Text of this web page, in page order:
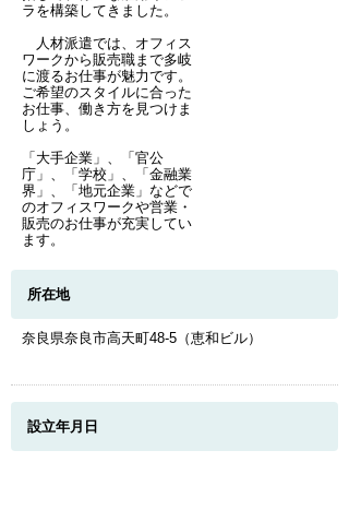
ラを構築してきました。
人材派遣では、オフィス
ワークから販売職まで多岐
に渡るお仕事が魅力です。
ご希望のスタイルに合った
お仕事、働き方を見つけま
しょう。
「大手企業」、「官公
庁」、「学校」、「金融業
界」、「地元企業」などで
のオフィスワークや営業・
販売のお仕事が充実してい
ます。
所在地
奈良県奈良市高天町48-5（恵和ビル）
設立年月日